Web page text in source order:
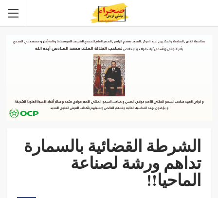
الشرطة القضائية بالسمارة
تداهم ورشة لصناعة
الماحيا!!